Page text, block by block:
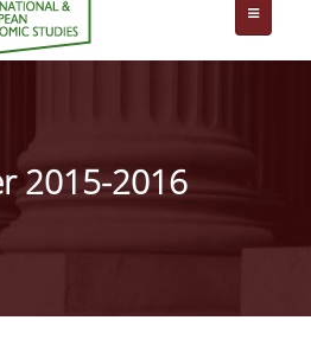
ΤΜΗΜΑΤΟΣ
2015-2016